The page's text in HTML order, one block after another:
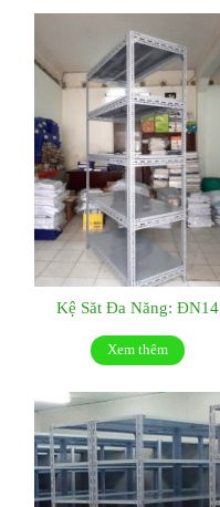
Kệ Săt Đa Năng: ĐN14
Xem thêm